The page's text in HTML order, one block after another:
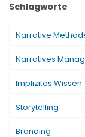
Schlagworte
Narrative
Narratives
Implizites Wissen
Storytelling
Branding